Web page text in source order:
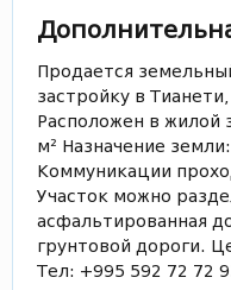
Продается
застройку в
Расположен в
м² Назначение
Коммуникации
Участок можно
асфальтированная
грунтовой дороги.
Тел: +995 592 72 72